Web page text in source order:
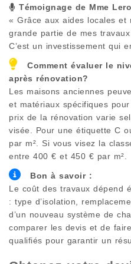
Témoignage de Mme
« Grâce aux aides locales et
grande partie de mes
C’est un investissement qui
Comment évaluer le
après rénovation?
Les maisons anciennes
et matériaux spécifiques
prix de la rénovation varie
visée. Pour une étiquette C
par m². Si vous visez la
entre 400 € et 450 € par m².
Bon à savoir :
Le coût des travaux dépend
: type d’isolation,
d’un nouveau système de
comparer les devis et de
qualifiés pour garantir un